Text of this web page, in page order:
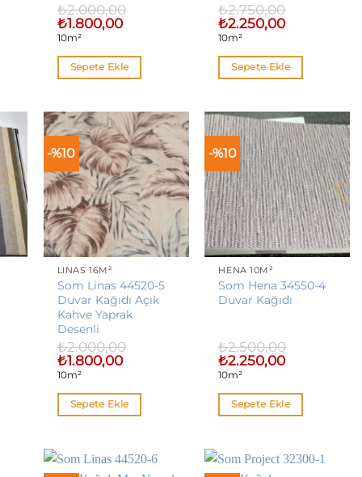
₺2.000,00
Orijinal
fiyat:
₺2.000,00.
₺1.800,00Şu
andaki
₺1.800,00.
10m²
Sepete Ekle
₺2.750,00
Orijinal
fiyat:
₺2.750,00.
₺2.250,00Şu
₺2.250,00.
10m²
Sepete Ekle
-%10
LINAS 16M²
Som Linas 44520-5
Duvar Kağıdı Açık
Kahve Yaprak
Desenli
₺2.000,00
Orijinal
fiyat:
₺2.000,00.
₺1.800,00Şu
andaki
₺1.800,00.
10m²
Sepete Ekle
-%10
HENA 10M²
Som Hena 34550-4
Duvar Kağıdı
₺2.500,00
Orijinal
fiyat:
₺2.500,00.
₺2.250,00Şu
₺2.250,00.
10m²
Sepete Ekle